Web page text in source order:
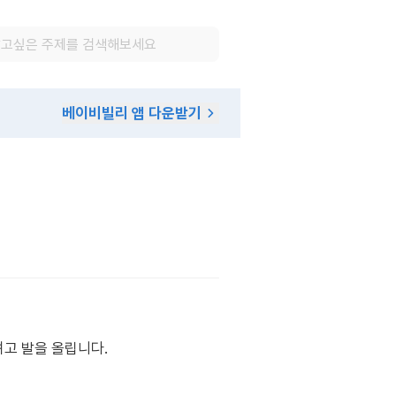
베이비빌리 앱 다운받기
발을 올립니다.